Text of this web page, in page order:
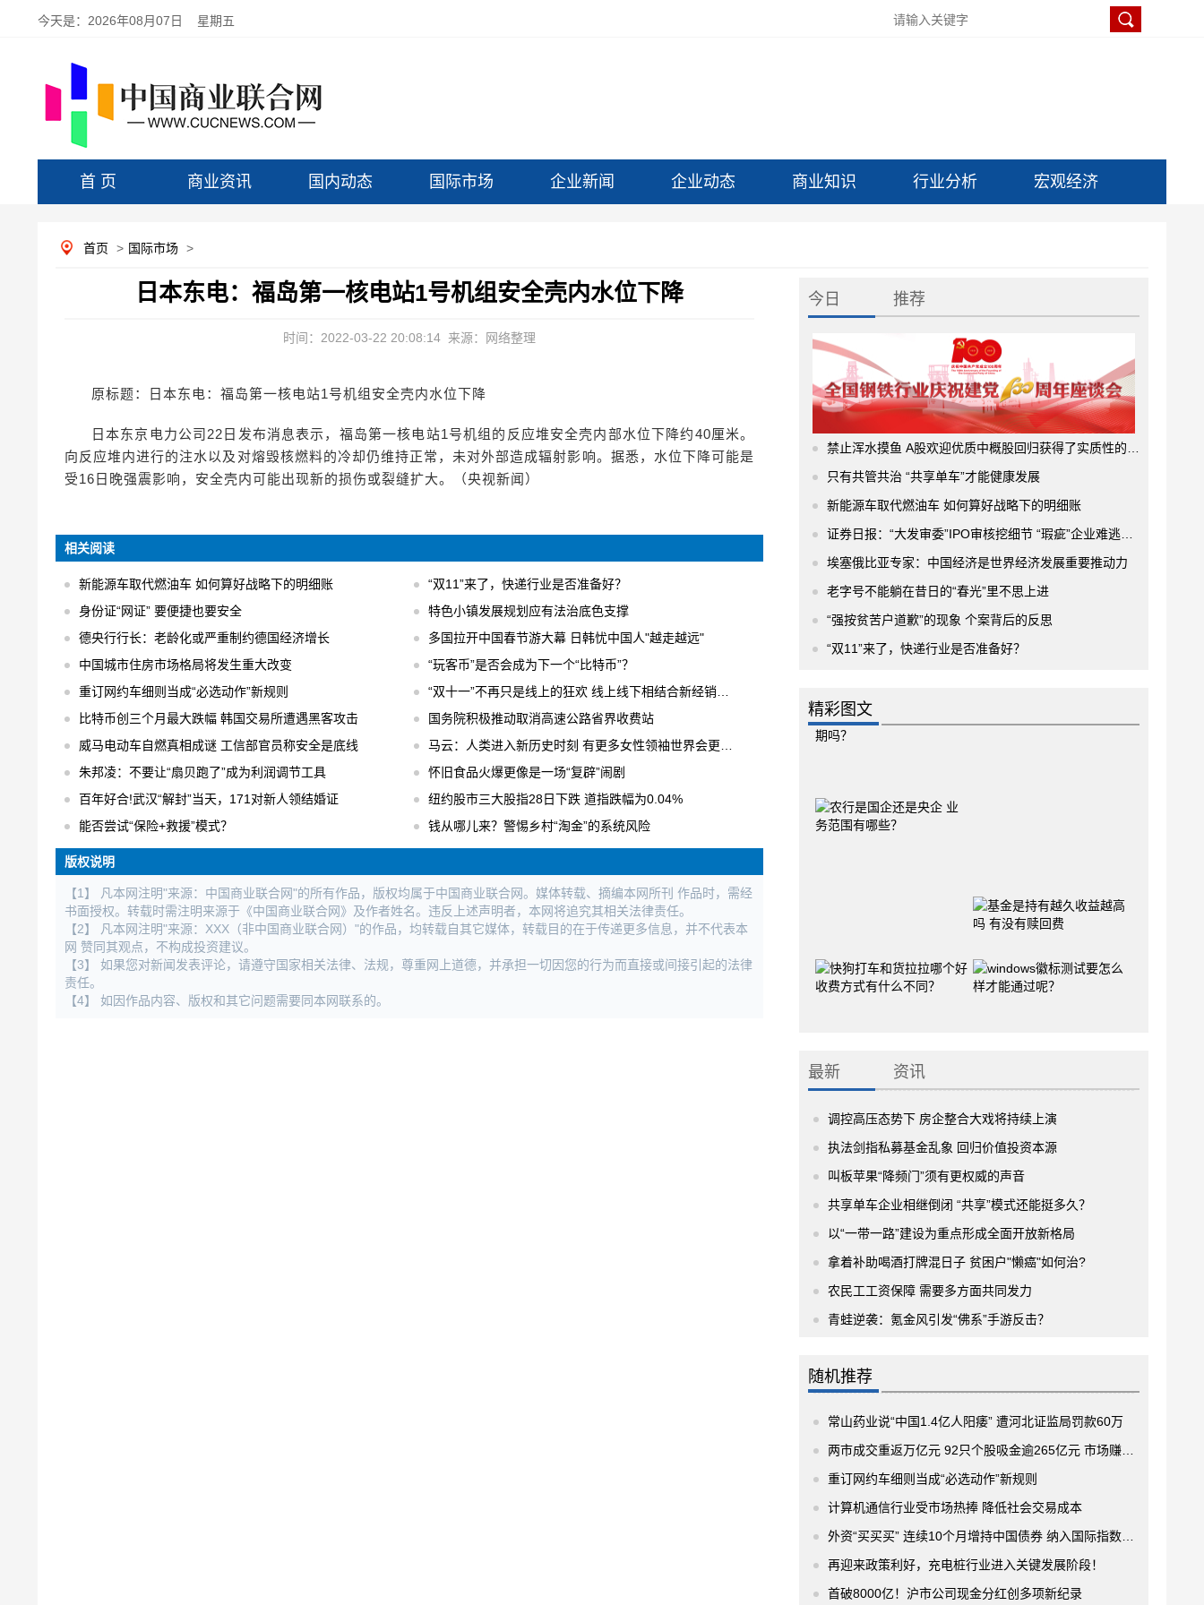
今天是： 2026年08月07日 星期五
首 页 商业资讯 国内动态 国际市场 企业新闻 企业动态 商业知识 行业分析 宏观经济
首页 > 国际市场 >
日本东电：福岛第一核电站1号机组安全壳内水位下降
时间：2022-03-22 20:08:14 来源：网络整理
原标题：日本东电：福岛第一核电站1号机组安全壳内水位下降
日本东京电力公司22日发布消息表示，福岛第一核电站1号机组的反应堆安全壳内部水位下降约40厘米。
向反应堆内进行的注水以及对熔毁核燃料的冷却仍维持正常，未对外部造成辐射影响。据悉，水位下降可能是
受16日晚强震影响，安全壳内可能出现新的损伤或裂缝扩大。（央视新闻）
相关阅读
新能源车取代燃油车 如何算好战略下的明细账
“双11”来了，快递行业是否准备好？
身份证“网证” 要便捷也要安全
特色小镇发展规划应有法治底色支撑
德央行行长：老龄化或严重制约德国经济增长
多国拉开中国春节游大幕 日韩忧中国人"越走越远"
中国城市住房市场格局将发生重大改变
“玩客币”是否会成为下一个“比特币”？
重订网约车细则当成“必选动作”新规则
“双十一”不再只是线上的狂欢 线上线下相结合新经销模式
比特币创三个月最大跌幅 韩国交易所遭遇黑客攻击
国务院积极推动取消高速公路省界收费站
威马电动车自燃真相成谜 工信部官员称安全是底线
马云：人类进入新历史时刻 有更多女性领袖世界会更美好
朱邦凌：不要让“扇贝跑了”成为利润调节工具
怀旧食品火爆更像是一场“复辟”闹剧
百年好合!武汉“解封”当天，171对新人领结婚证
纽约股市三大股指28日下跌 道指跌幅为0.04%
能否尝试“保险+救援”模式？
钱从哪儿来？警惕乡村“淘金”的系统风险
版权说明
【1】 凡本网注明"来源：中国商业联合网"的所有作品，版权均属于中国商业联合网。媒体转载、摘编本网所刊 作品时，需经
书面授权。转载时需注明来源于《中国商业联合网》及作者姓名。违反上述声明者，本网将追究其相关法律责任。
【2】 凡本网注明"来源：XXX（非中国商业联合网）"的作品，均转载自其它媒体，转载目的在于传递更多信息，并不代表本
网 赞同其观点，不构成投资建议。
【3】 如果您对新闻发表评论，请遵守国家相关法律、法规，尊重网上道德，并承担一切因您的行为而直接或间接引起的法律
责任。
【4】 如因作品内容、版权和其它问题需要同本网联系的。
今日 推荐
禁止浑水摸鱼 A股欢迎优质中概股回归获得了实质性的进展
只有共管共治 “共享单车”才能健康发展
新能源车取代燃油车 如何算好战略下的明细账
证券日报：“大发审委”IPO审核挖细节 “瑕疵”企业难逃法眼
埃塞俄比亚专家：中国经济是世界经济发展重要推动力
老字号不能躺在昔日的“春光”里不思上进
“强按贫苦户道歉”的现象 个案背后的反思
“双11”来了，快递行业是否准备好？
精彩图文
最新 资讯
调控高压态势下 房企整合大戏将持续上演
执法剑指私募基金乱象 回归价值投资本源
叫板苹果“降频门”须有更权威的声音
共享单车企业相继倒闭 “共享”模式还能挺多久？
以“一带一路”建设为重点形成全面开放新格局
拿着补助喝酒打牌混日子 贫困户"懒癌"如何治?
农民工工资保障 需要多方面共同发力
青蛙逆袭：氪金风引发“佛系”手游反击？
随机推荐
常山药业说“中国1.4亿人阳痿” 遭河北证监局罚款60万
两市成交重返万亿元 92只个股吸金逾265亿元 市场赚钱效应凸显
重订网约车细则当成“必选动作”新规则
计算机通信行业受市场热捧 降低社会交易成本
外资“买买买” 连续10个月增持中国债券 纳入国际指数步伐提速
再迎来政策利好，充电桩行业进入关键发展阶段！
首破8000亿！沪市公司现金分红创多项新纪录